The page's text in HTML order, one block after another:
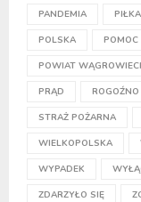
PANDEMIA
POLSKA POMOC
POWIAT
PRĄD ROGOŹNO
STRAŻ POŻARNA
WIELKOPOLSKA
WYPADEK
ZDARZYŁO SIĘ